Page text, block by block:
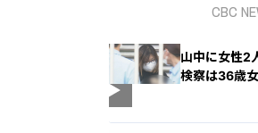
CBC
山中に女性2
検察は36歳
棄時に近く